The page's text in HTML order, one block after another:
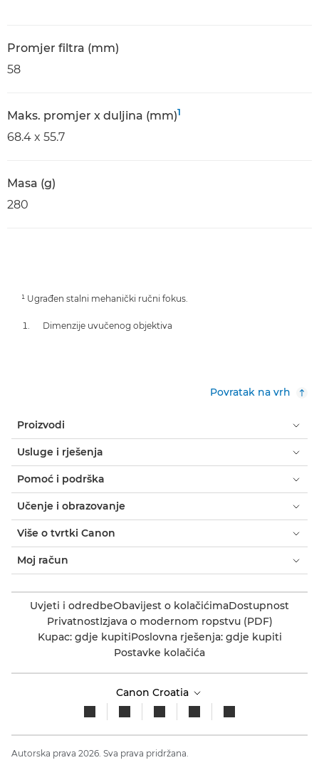
Promjer filtra (mm)
58
Maks. promjer x duljina (mm)1
68.4 x 55.7
Masa (g)
280
¹ Ugrađen stalni mehanički ručni fokus.
Dimenzije uvučenog objektiva
Povratak na vrh
Proizvodi
Usluge i rješenja
Pomoć i podrška
Učenje i obrazovanje
Više o tvrtki Canon
Moj račun
Uvjeti i odredbeObavijest o kolačićimaDostupnost
PrivatnostIzjava o modernom ropstvu (PDF)
Kupac: gdje kupitiPoslovna rješenja: gdje kupiti
Postavke kolačića
Canon Croatia
Autorska prava 2026. Sva prava pridržana.